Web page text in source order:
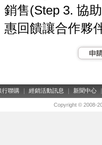
銷售(Step 3. 協
惠回饋讓合作夥
行聯購 經銷活動訊息 新聞中心
Copyright © 2008-